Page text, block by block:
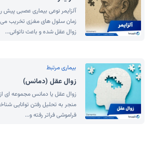
آلزایمر نوعی بیماری عصبی پیش
زمان سلول های مغزی تخریب می
زوال عقل شده و باعث ناتوانی...
بیماری مرتبط
زوال عقل (دمانس)
زوال عقل یا دمانس مجموعه ای
منجر به تحلیل رفتن توانایی
فراموشی فراتر رفته و...